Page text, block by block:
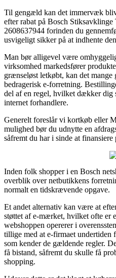
Til gengæld kan det immervæk
efter rabat på Bosch
2608637944 forinden du
usvigeligt sikker på at indhente
Man bør alligevel være
virksomhed markedsfører
grænseløst letkøbt, kan det mange
bedragerisk e-forretning.
del af en regel, hvilket dækker dig
internet forhandlere.
Generelt foreslår vi kortkøb eller
mulighed bør du udnytte en
såfremt du har i sinde at finansiere
Inden folk shopper i en Bosch
overblik over netbutikkens
normalt en tidskrævende opgave.
Et andet alternativ kan være at
støttet af e-mærket, hvilket ofte er
webshoppen opererer i
tillige med at e-firmaet undertiden
som kender de gældende regler.
få bistand, såfremt du skulle få
shopping.